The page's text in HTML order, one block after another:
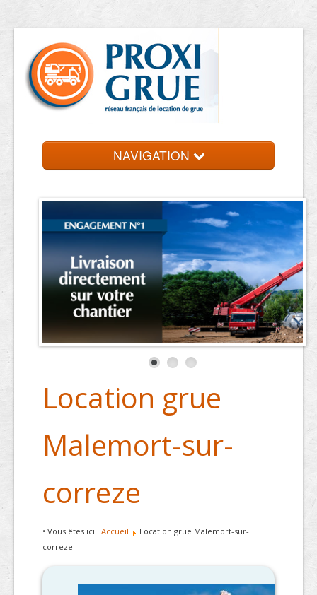
NAVIGATION
Location grue
Malemort-sur-
correze
• Vous êtes ici : Accueil
Location grue Malemort-sur-
correze